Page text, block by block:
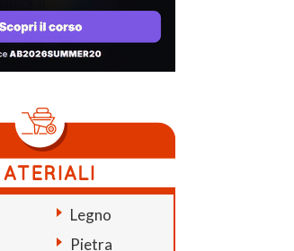
Legno
Pietra